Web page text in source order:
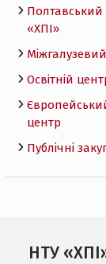
«ХПI»
Освітній
центр
Публічні
НТУ